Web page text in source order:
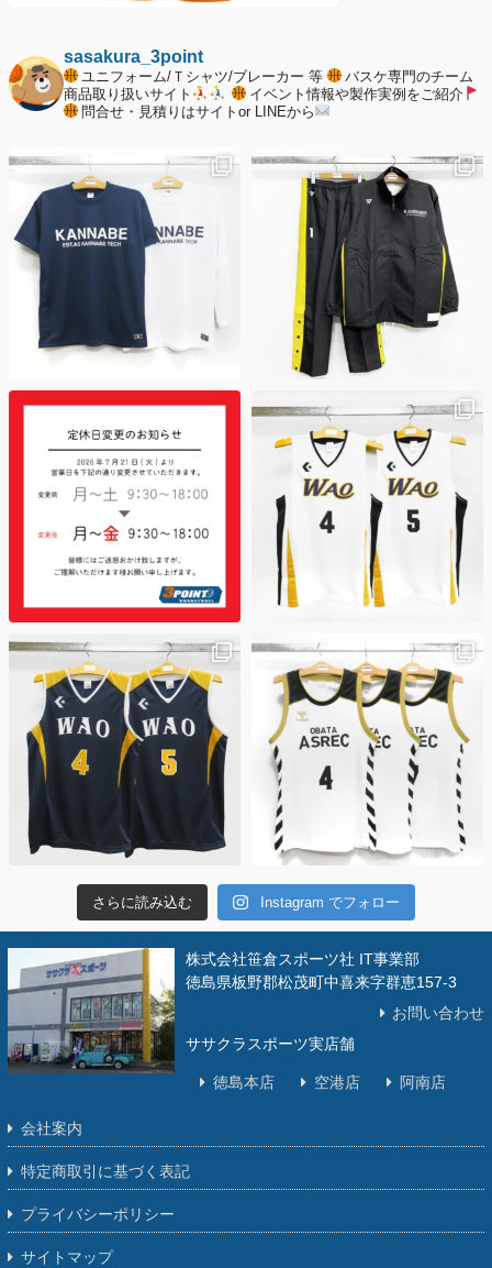
sasakura_3point
ユニフォーム/Ｔシャツ/ブレーカー 等
バスケ専門のチーム
商品取り扱いサイト
イベント情報や製作実例をご紹介
問合せ・見積りはサイトor LINEから
さらに読み込む Instagram でフォロー
株式会社笹倉スポーツ社 IT事業部
徳島県板野郡松茂町中喜来字群恵157-3
お問い合わせ
ササクラスポーツ実店舗
徳島本店 空港店 阿南店
会社案内
特定商取引に基づく表記
プライバシーポリシー
サイトマップ